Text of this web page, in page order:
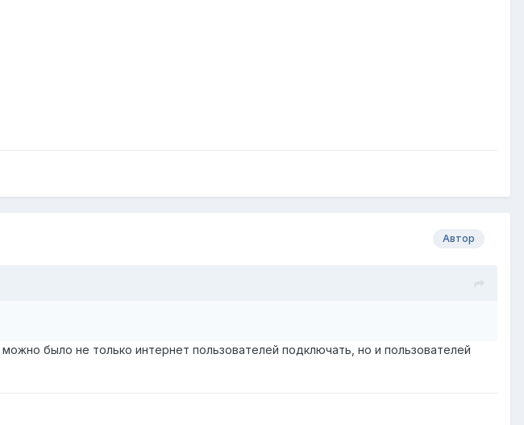
Автор
было не только интернет пользователей подключать, но и пользователей